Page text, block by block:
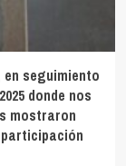
seguimiento
donde nos
mostraron